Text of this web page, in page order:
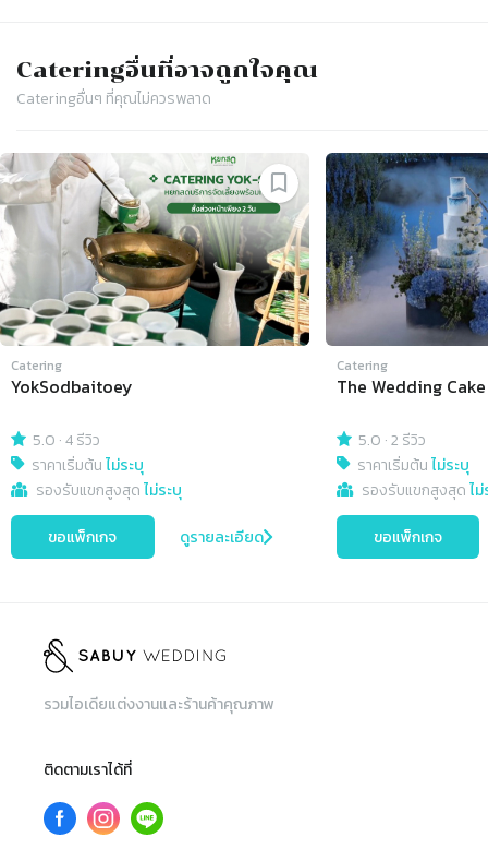
Cateringอื่นที่อาจถูกใจคุณ
Cateringอื่นๆ ที่คุณไม่ควรพลาด
Slide 1 of 4
Catering
YokSodbaitoey
5.0 ·4 รีวิว
ราคาเริ่มต้นไม่ระบุ
รองรับแขกสูงสุดไม่ระบุ
ขอแพ็กเกจ ดูรายละเอียด
Catering
The Wedding
5.0 ·2 รีวิว
ราคาเริ่มต้นไม่ระบุ
รองรับแขกสูงสุดไ
ขอแพ็กเกจ
รวมไอเดียแต่งงานและร้านค้าคุณภาพ
ติดตามเราได้ที่